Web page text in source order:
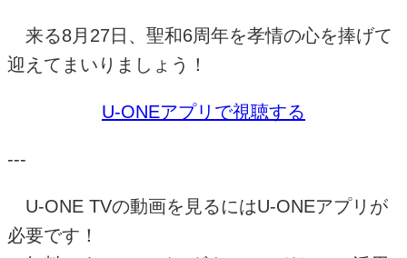
来る8月 27日、聖和6周年を孝情の心を捧げて
迎えてまいりましょう！
U-ONEアプリで視聴する
---
U-ONE TVの動画を見るにはU-ONEアプリが
必要です！